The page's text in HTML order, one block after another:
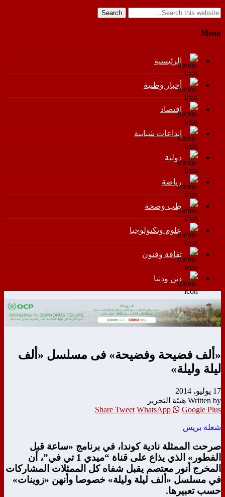
Search
Menu
الرئيسية
أخبار وطنية
اقتصاد
إبداعات شبابية
دولية
رياضة
طب وصحة
علوم وتكنولوجيا
ثقافة وفنون
دين ودنيا
«ألف فضيحة وفضيحة» فى مسلسل «ألف
ليلة وليلة»
17 يوليو، 2014
Written by هيئة التحرير
Share Tweet WhatsApp Google Plus
شعلة بريس
صرحت الممثلة نادية كوندا، في برنامج «ساعة قبل
الفطور» الذي يذاع على قناة “ميدي 1 تي في”، أن
المخرج أنور معتصم يقبل شفاه كل الممثلات المشاركات
في مسلسل «ألف ليلة وليلة» خصوصا وأنهن «زوينات»
حسب تعبيرها.